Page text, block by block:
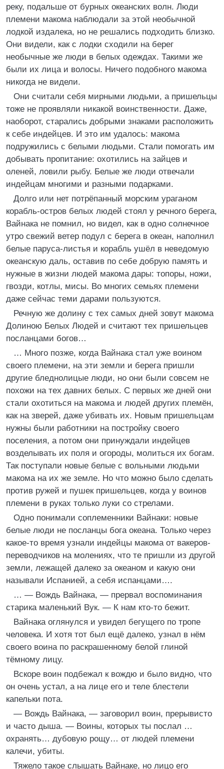
реку, подальше от бурных океанских волн. Люди
племени макома наблюдали за этой необычной
лодкой издалека, но не решались подходить близко.
Они видели, как с лодки сходили на берег
необычные же люди в белых одеждах. Такими же
были их лица и волосы. Ничего подобного макома
никогда не видели.
Они считали себя мирными людьми, а пришельцы
тоже не проявляли никакой воинственности. Даже,
наоборот, старались добрыми знаками расположить
к себе индейцев. И это им удалось: макома
подружились с белыми людьми. Стали помогать им
добывать пропитание: охотились на зайцев и
оленей, ловили рыбу. Белые же люди отвечали
индейцам многими и разными подарками.
Долго или нет потрёпанный морским ураганом
корабль-остров белых людей стоял у речного берега,
Вайнака не помнил, но видел, как в одно солнечное
утро свежий ветер подул с берега в океан, наполнил
белые паруса-листья и корабль ушёл в неведомую
океанскую даль, оставив по себе добрую память и
нужные в жизни людей макома дары: топоры, ножи,
гвозди, котлы, мисы. Во многих семьях племени
даже сейчас теми дарами пользуются.
Речную же долину с тех самых дней зовут макома
Долиною Белых Людей и считают тех пришельцев
посланцами богов…
… Много позже, когда Вайнака стал уже воином
своего племени, на эти земли и берега пришли
другие бледнолицые люди, но они были совсем не
похожи на тех давних белых. С первых же дней они
стали охотиться на макома и людей других племён,
как на зверей, даже убивать их. Новым пришельцам
нужны были работники на постройку своего
поселения, а потом они принуждали индейцев
возделывать их поля и огороды, молиться их богам.
Так поступали новые белые с вольными людьми
макома на их же земле. Но что можно было сделать
против ружей и пушек пришельцев, когда у воинов
племени в руках только луки со стрелами.
Одно понимали соплеменники Вайнаки: новые
белые люди не посланцы бога океана. Только через
какое-то время узнали индейцы макома от вакеров-
переводчиков на молениях, что те пришли из другой
земли, лежащей далеко за океаном и какую они
называли Испанией, а себя испанцами….
… — Вождь Вайнака, — прервал воспоминания
старика маленький Вук. — К нам кто-то бежит.
Вайнака оглянулся и увидел бегущего по тропе
человека. И хотя тот был ещё далеко, узнал в нём
своего воина по раскрашенному белой глиной
тёмному лицу.
Вскоре воин подбежал к вождю и было видно, что
он очень устал, а на лице его и теле блестели
капельки пота.
— Вождь Вайнака, — заговорил воин, прерывисто
и часто дыша. — Воины, которых ты послал …
охранять… дубовую рощу… от людей племени
калечи, убиты.
Тяжело такое слышать Вайнаке, но лицо его